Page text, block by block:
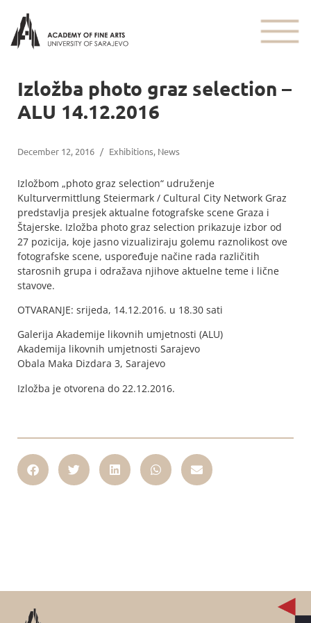
Izložba photo graz selection –
ALU 14.12.2016
December 12, 2016 / Exhibitions, News
Izložbom „photo graz selection“ udruženje
Kulturvermittlung Steiermark / Cultural City Network Graz
predstavlja presjek aktualne fotografske scene Graza i
Štajerske. Izložba photo graz selection prikazuje izbor od
27 pozicija, koje jasno vizualiziraju golemu raznolikost ove
fotografske scene, uspoređuje načine rada različitih
starosnih grupa i odražava njihove aktuelne teme i lične
stavove.
OTVARANJE: srijeda, 14.12.2016. u 18.30 sati
Galerija Akademije likovnih umjetnosti (ALU)
Akademija likovnih umjetnosti Sarajevo
Obala Maka Dizdara 3, Sarajevo
Izložba je otvorena do 22.12.2016.